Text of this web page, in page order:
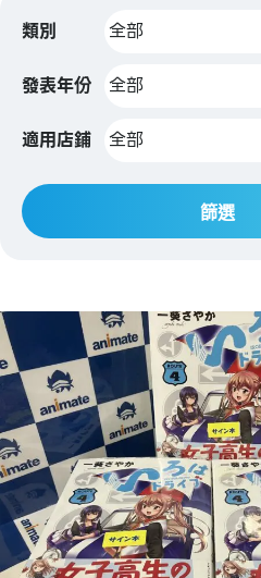
類別
發表年份
適用店鋪
篩選